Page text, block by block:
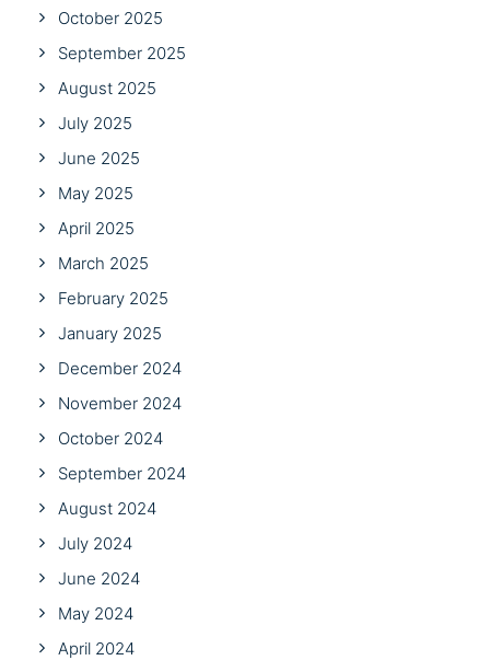
October 2025
September 2025
August 2025
July 2025
June 2025
May 2025
April 2025
March 2025
February 2025
January 2025
December 2024
November 2024
October 2024
September 2024
August 2024
July 2024
June 2024
May 2024
April 2024